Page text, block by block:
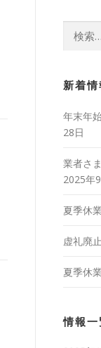
新着情
年末年
28日
業者さ
2025年
夏季休
虚礼廃
夏季休
情報一